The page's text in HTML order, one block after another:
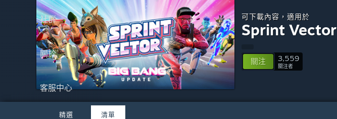
社群
關於
客服中心
可下載內容，適用於
Sprint Vector
關注 3,559
關注者
精選 清單